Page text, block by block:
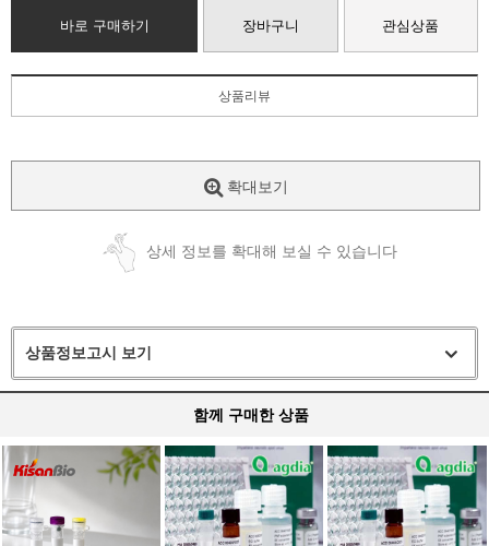
바로 구매하기 장바구니 관심상품
상품리뷰
확대보기
상세 정보를 확대해 보실 수 있습니다
상품정보고시 보기
함께 구매한 상품